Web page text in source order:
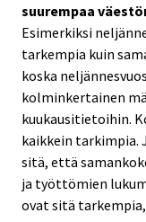
suurempaa
Esimerkiksi
tarkempia kuin
koska
kolminkertainen
kuukausitietoihin.
kaikkein
sitä, että
ja työttömien
ovat sitä